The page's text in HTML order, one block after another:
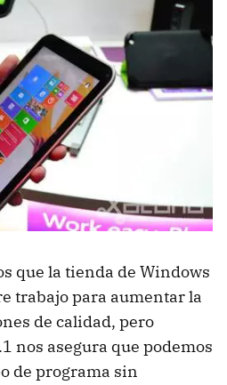
que la tienda de Windows
trabajo para aumentar la
de calidad, pero
nos asegura que podemos
de programa sin